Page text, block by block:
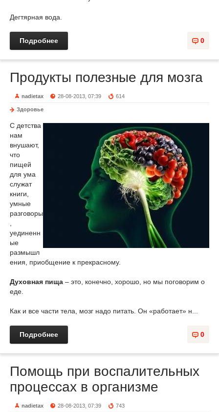
Дегтярная вода.
0
Подробнее
Продукты полезные для мозга
nadietax 28-08-2013, 07:39 614
Здоровье
С детства
нам
внушают,
что
пищей
для ума
служат
книги,
умные
разговоры
уединенн
ые
размышл
ения, приобщение к прекрасному.
Духовная пища – это, конечно, хорошо, но мы поговорим о
еде.
Как и все части тела, мозг надо питать. Он «работает» н...
0
Подробнее
Помощь при воспалительных
процессах в организме
nadietax 28-08-2013, 07:39 743